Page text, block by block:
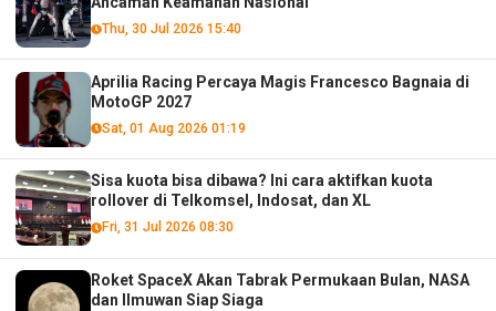
Thu, 30 Jul 2026 15:40
Aprilia Racing Percaya Magis Francesco Bagnaia di
MotoGP 2027
Sat, 01 Aug 2026 01:19
Sisa kuota bisa dibawa? Ini cara aktifkan kuota
rollover di Telkomsel, Indosat, dan XL
Fri, 31 Jul 2026 08:30
Roket SpaceX Akan Tabrak Permukaan Bulan, NASA
dan Ilmuwan Siap Siaga